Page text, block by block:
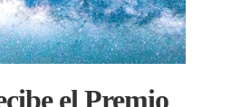
el Premio